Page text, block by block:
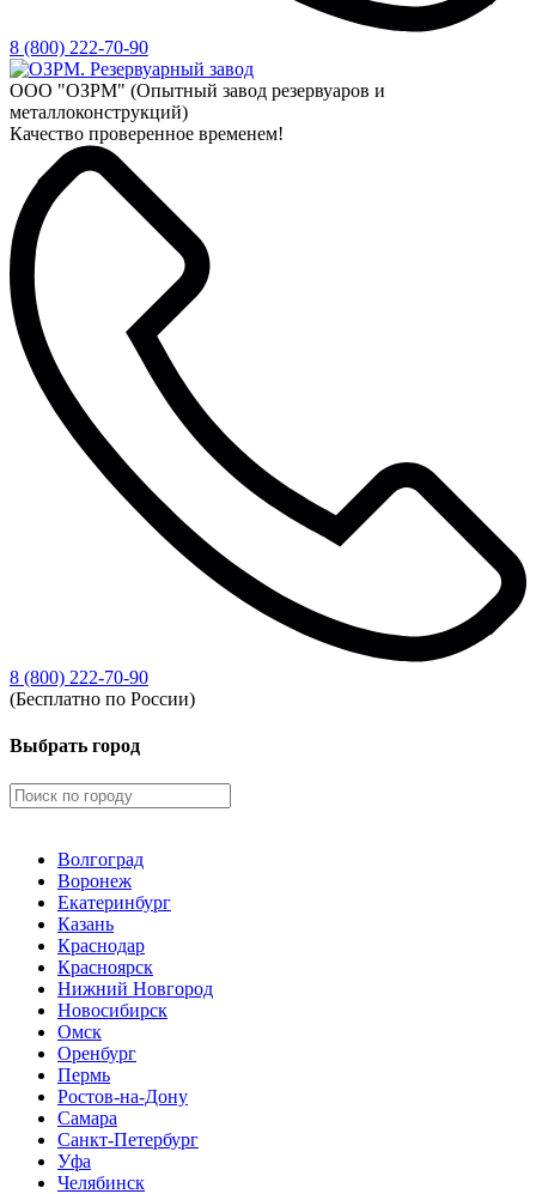
8 (800) 222-70-90
ООО "ОЗРМ" (Опытный завод резервуаров и
металлоконструкций)
Качество проверенное временем!
8 (800) 222-70-90
(Бесплатно по России)
Выбрать город
Волгоград
Воронеж
Екатеринбург
Казань
Краснодар
Красноярск
Нижний Новгород
Новосибирск
Омск
Оренбург
Пермь
Ростов-на-Дону
Самара
Санкт-Петербург
Уфа
Челябинск